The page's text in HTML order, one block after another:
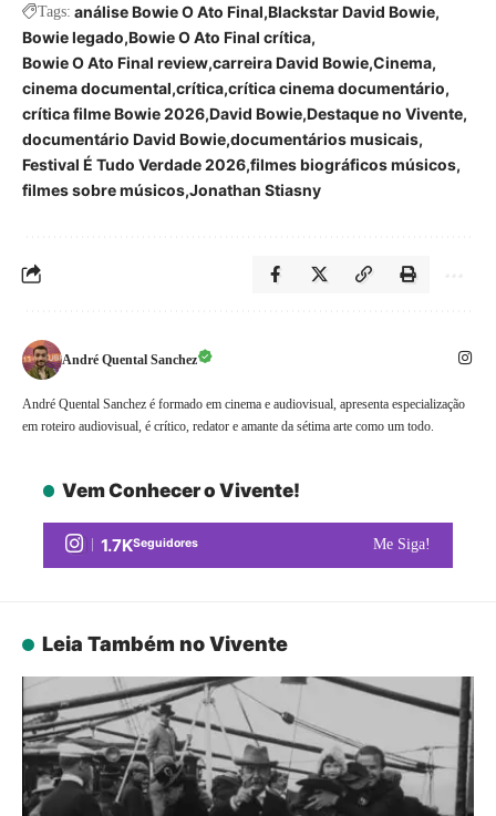
Tags: análise Bowie O Ato Final Blackstar David Bowie
Bowie legado Bowie O Ato Final crítica
Bowie O Ato Final review carreira David Bowie Cinema
cinema documental crítica crítica cinema documentário
crítica filme Bowie 2026 David Bowie Destaque no Vivente
documentário David Bowie documentários musicais
Festival É Tudo Verdade 2026 filmes biográficos músicos
filmes sobre músicos Jonathan Stiasny
André Quental Sanchez
André Quental Sanchez é formado em cinema e audiovisual, apresenta especialização
em roteiro audiovisual, é crítico, redator e amante da sétima arte como um todo.
Vem Conhecer o Vivente!
1.7KSeguidores Me Siga!
Leia Também no Vivente